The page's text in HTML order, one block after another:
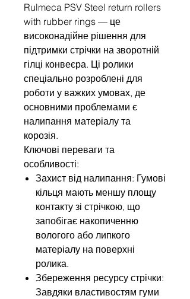
Rulmeca PSV Steel return rollers
with rubber rings — це
високонадійне рішення для
підтримки стрічки на зворотній
гілці конвеєра. Ці ролики
спеціально розроблені для
роботи у важких умовах, де
основними проблемами є
налипання матеріалу та
корозія.
Ключові переваги та
особливості:
Захист від налипання: Гумові
кільця мають меншу площу
контакту зі стрічкою, що
запобігає накопиченню
вологого або липкого
матеріалу на поверхні
ролика.
Збереження ресурсу стрічки:
Завдяки властивостям гуми